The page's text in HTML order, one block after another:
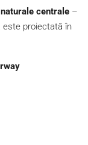
naturale centrale –
este proiectată în